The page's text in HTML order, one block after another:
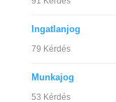
Ingatlanjog
79 Kérdés
Munkajog
53 Kérdés